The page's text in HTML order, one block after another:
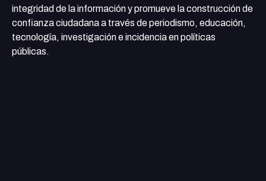
integridad de la información y promueve la construcción de
confianza ciudadana a través de periodismo, educación,
tecnología, investigación e incidencia en políticas
públicas.